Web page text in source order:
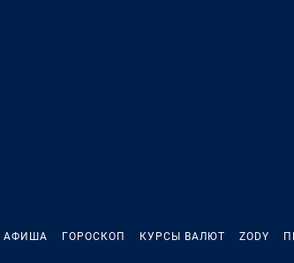
АФИША ГОРОСКОП КУРСЫ ВАЛЮТ ZODY